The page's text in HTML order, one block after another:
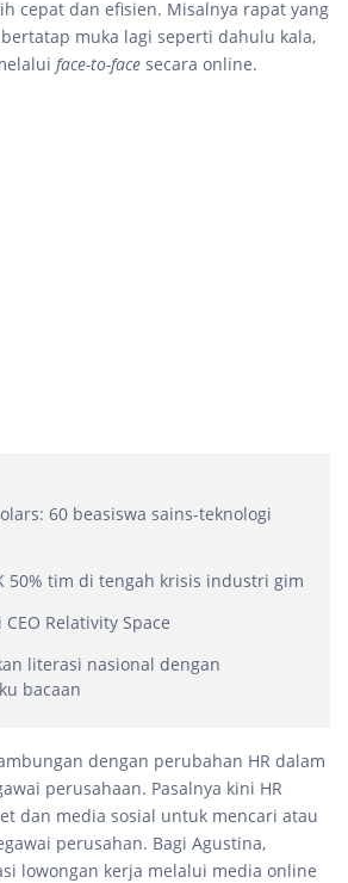
cepat dan efisien. Misalnya rapat yang
muka lagi seperti dahulu kala,
face-to-face secara online.
60 beasiswa sains-teknologi
50% tim di tengah krisis industri gim
Relativity Space
literasi nasional dengan
bacaan
dengan perubahan HR dalam
perusahaan. Pasalnya kini HR
dan media sosial untuk mencari atau
perusahan. Bagi Agustina,
lowongan kerja melalui media online